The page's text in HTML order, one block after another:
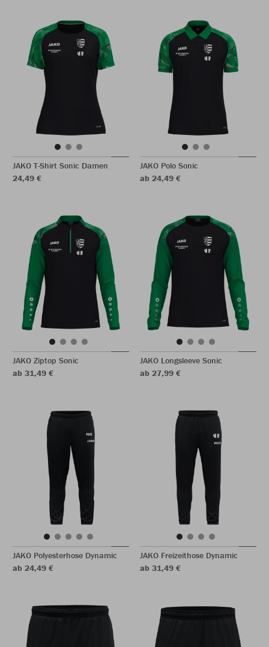
JAKO T-Shirt Sonic Damen
24,49 €
JAKO Polo Sonic
ab 24,49 €
JAKO Ziptop Sonic
ab 31,49 €
JAKO Longsleeve Sonic
ab 27,99 €
JAKO Polyesterhose Dynamic
ab 24,49 €
JAKO Freizeithose Dynamic
ab 31,49 €